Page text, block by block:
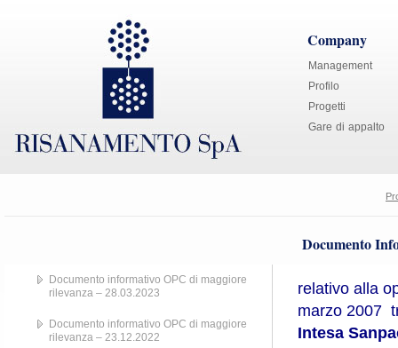
Company
Management
Profilo
Progetti
Gare di appalto
Documento
relativo alla
marzo 2007
Intesa
Documento informativo OPC di maggiore
rilevanza – 28.03.2023
Documento informativo OPC di maggiore
rilevanza – 23.12.2022